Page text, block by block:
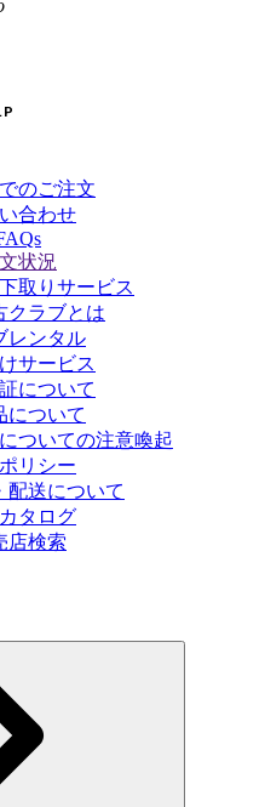
のご注文
合わせ
状況
取りサービス
クラブとは
レンタル
サービス
について
について
ついての注意喚起
リシー
配送について
タログ
店検索